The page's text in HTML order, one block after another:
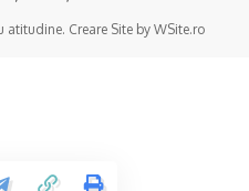
Creare Site by WSite.ro